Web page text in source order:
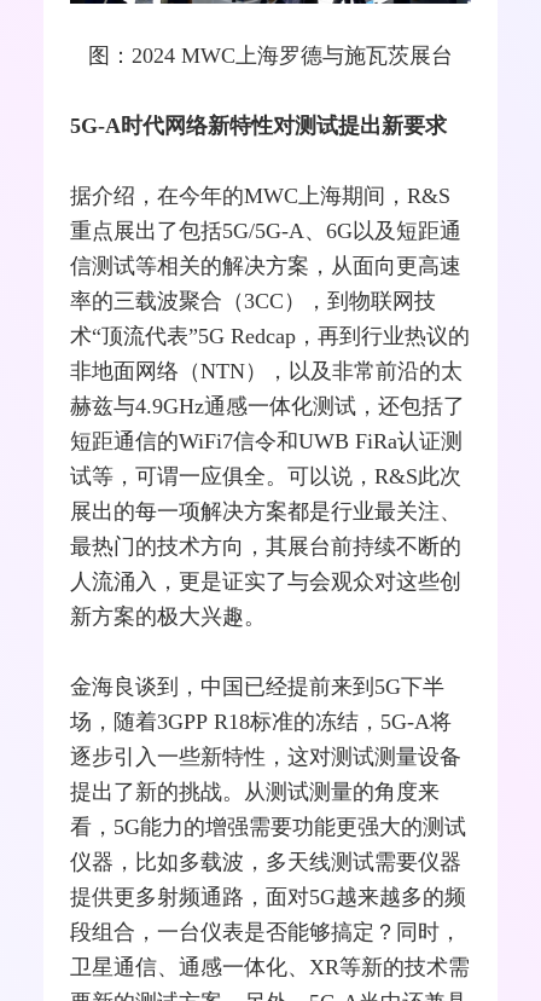
图：2024 MWC上海罗德与施瓦茨展台
5G-A时代网络新特性对测试提出新要求
据介绍，在今年的MWC上海期间，R&S
重点展出了包括5G/5G-A、6G以及短距通
信测试等相关的解决方案，从面向更高速
率的三载波聚合（3CC），到物联网技
术“顶流代表”5G Redcap，再到行业热议的
非地面网络（NTN），以及非常前沿的太
赫兹与4.9GHz通感一体化测试，还包括了
短距通信的WiFi7信令和UWB FiRa认证测
试等，可谓一应俱全。可以说，R&S此次
展出的每一项解决方案都是行业最关注、
最热门的技术方向，其展台前持续不断的
人流涌入，更是证实了与会观众对这些创
新方案的极大兴趣。
金海良谈到，中国已经提前来到5G下半
场，随着3GPP R18标准的冻结，5G-A将
逐步引入一些新特性，这对测试测量设备
提出了新的挑战。从测试测量的角度来
看，5G能力的增强需要功能更强大的测试
仪器，比如多载波，多天线测试需要仪器
提供更多射频通路，面对5G越来越多的频
段组合，一台仪表是否能够搞定？同时，
卫星通信、通感一体化、XR等新的技术需